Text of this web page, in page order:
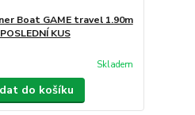
Boat GAME travel 1.90m
KUS
Skladem
do košíku